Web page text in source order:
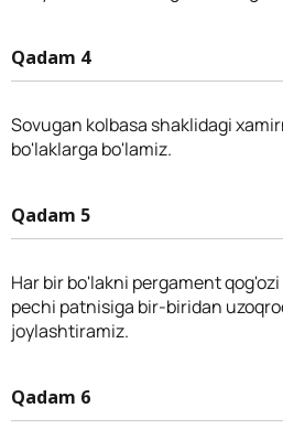
Qadam 4
Sovugan kolbasa shaklidagi
bo'laklarga bo'lamiz.
Qadam 5
Har bir bo'lakni pergament
pechi patnisiga bir-biridan
joylashtiramiz.
Qadam 6